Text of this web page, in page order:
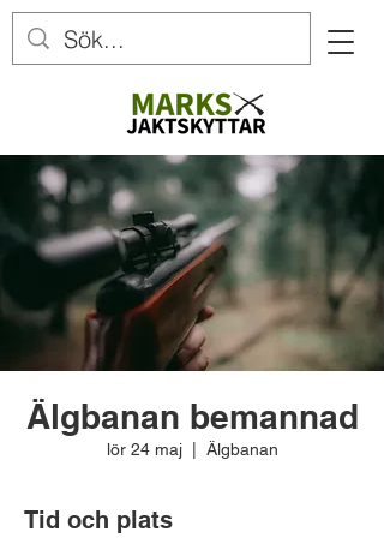
Älgbanan bemannad
lör 24 maj
  |
Älgbanan
Tid och plats